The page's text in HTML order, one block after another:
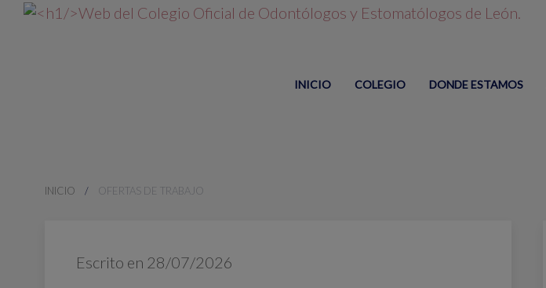
INICIO COLEGIO DONDE ESTAMOS
INICIO OFERTAS DE TRABAJO
Escrito en 28/07/2026